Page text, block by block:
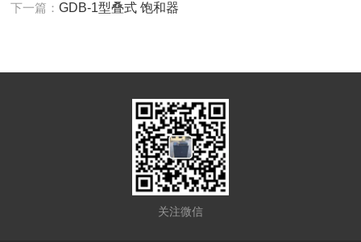
下一篇：GDB-1型叠式 饱和器
关注微信